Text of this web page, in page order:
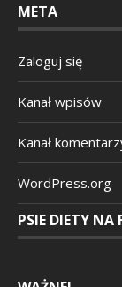
META
Zaloguj się
Kanał wpisów
Kanał
WordPress.org
PSIE DIETY NA